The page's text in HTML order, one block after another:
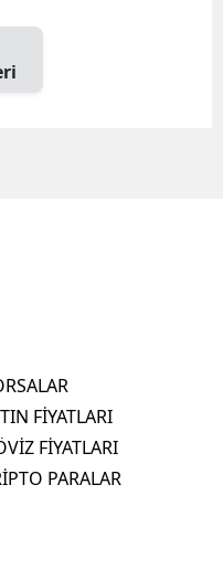
FİYATLARI
FİYATLARI
PARALAR